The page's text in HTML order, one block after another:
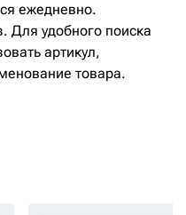
ежедневно.
Для удобного поиска
артикул,
товара.